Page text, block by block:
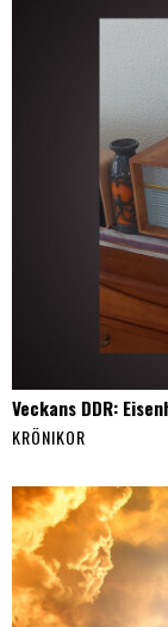
Veckans DDR:
KRÖNIKOR